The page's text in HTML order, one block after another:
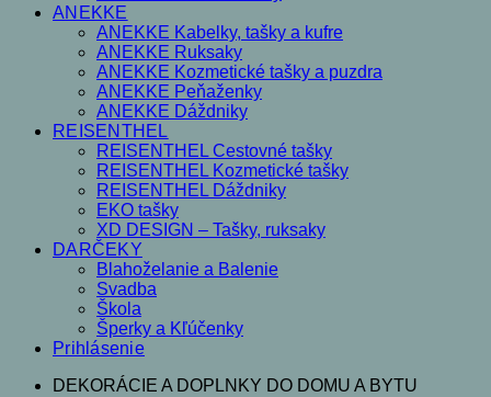
ANEKKE
ANEKKE Kabelky, tašky a kufre
ANEKKE Ruksaky
ANEKKE Kozmetické tašky a puzdra
ANEKKE Peňaženky
ANEKKE Dáždniky
REISENTHEL
REISENTHEL Cestovné tašky
REISENTHEL Kozmetické tašky
REISENTHEL Dáždniky
EKO tašky
XD DESIGN – Tašky, ruksaky
DARČEKY
Blahoželanie a Balenie
Svadba
Škola
Šperky a Kľúčenky
Prihlásenie
DEKORÁCIE A DOPLNKY DO DOMU A BYTU